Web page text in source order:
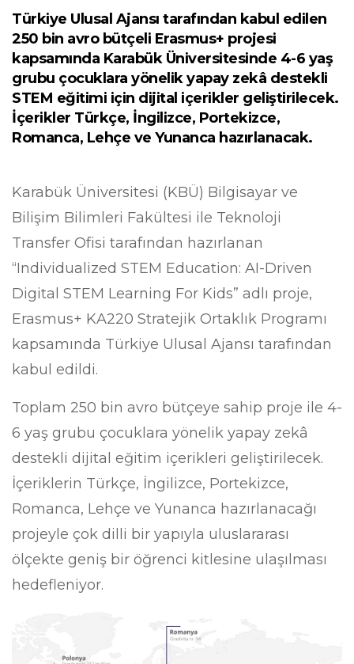
Türkiye Ulusal Ajansı tarafından kabul edilen
250 bin avro bütçeli Erasmus+ projesi
kapsamında Karabük Üniversitesinde 4-6 yaş
grubu çocuklara yönelik yapay zekâ destekli
STEM eğitimi için dijital içerikler geliştirilecek.
İçerikler Türkçe, İngilizce, Portekizce,
Romanca, Lehçe ve Yunanca hazırlanacak.
Karabük Üniversitesi (KBÜ) Bilgisayar ve
Bilişim Bilimleri Fakültesi ile Teknoloji
Transfer Ofisi tarafından hazırlanan
“Individualized STEM Education: AI-Driven
Digital STEM Learning For Kids” adlı proje,
Erasmus+ KA220 Stratejik Ortaklık Programı
kapsamında Türkiye Ulusal Ajansı tarafından
kabul edildi.
Toplam 250 bin avro bütçeye sahip proje ile 4-
6 yaş grubu çocuklara yönelik yapay zekâ
destekli dijital eğitim içerikleri geliştirilecek.
İçeriklerin Türkçe, İngilizce, Portekizce,
Romanca, Lehçe ve Yunanca hazırlanacağı
projeyle çok dilli bir yapıyla uluslararası
ölçekte geniş bir öğrenci kitlesine ulaşılması
hedefleniyor.